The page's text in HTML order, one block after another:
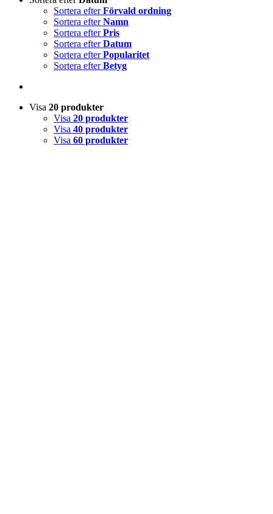
Sortera efterFörvald ordning
Sortera efterNamn
Sortera efterPris
Sortera efterDatum
Sortera efterPopularitet
Sortera efterBetyg
Visa 20 produkter
Visa 20 produkter
Visa 40 produkter
Visa 60 produkter